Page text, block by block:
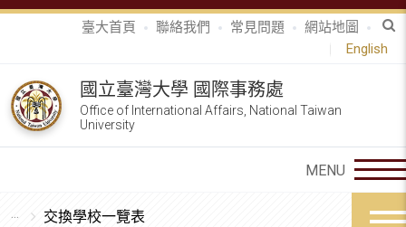
臺大首頁 聯絡我們 常見問題
網站地圖
English
國立臺灣大學 國際事務處
Office of International Affairs, National Taiwan
University
交換學校一覽表